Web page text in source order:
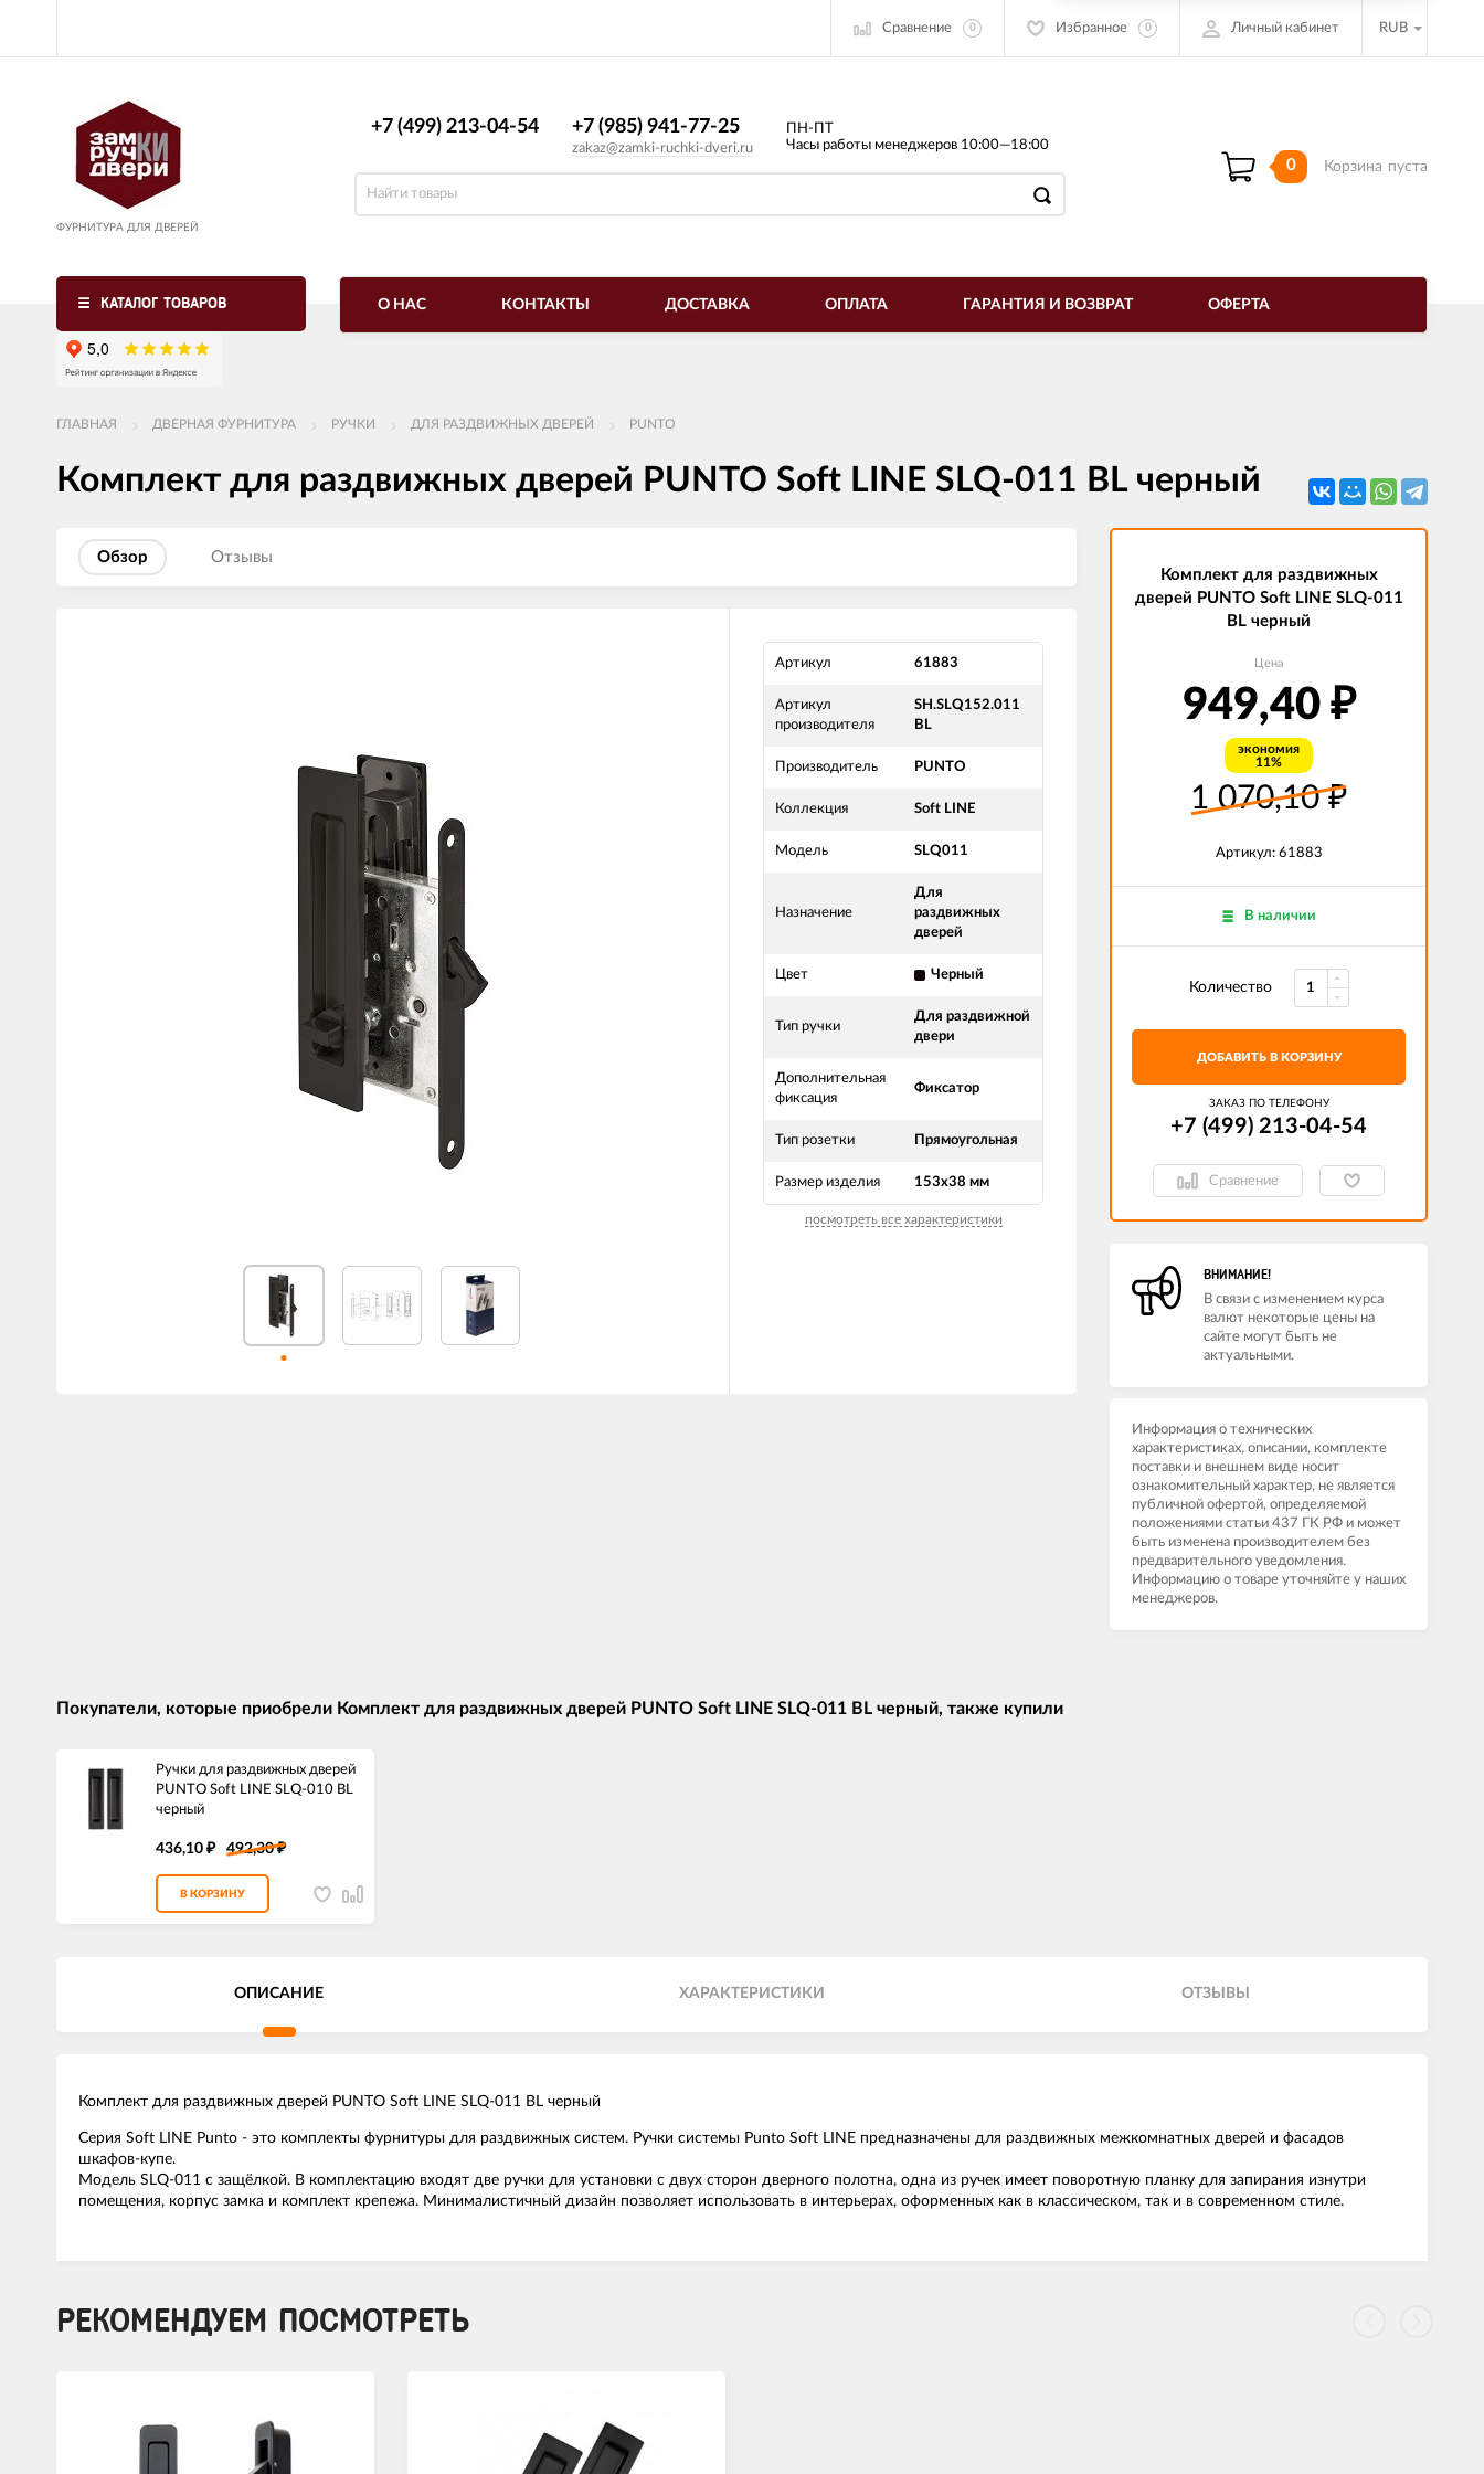
Сравнение 0 Избранное 0 Личный кабинет RUB
ФУРНИТУРА ДЛЯ ДВЕРЕЙ
+7 (499) 213-04-54​ +7 (985) 941-77-25
zakaz@zamki-ruchki-dveri.ru
ПН-ПТ
Часы работы менеджеров 10:00—18:00
0 Корзина пуста
КАТАЛОГ ТОВАРОВ О НАС КОНТАКТЫ ДОСТАВКА ОПЛАТА ГАРАНТИЯ И ВОЗВРАТ ОФЕРТА
ГЛАВНАЯ ДВЕРНАЯ ФУРНИТУРА РУЧКИ ДЛЯ РАЗДВИЖНЫХ ДВЕРЕЙ PUNTO
Комплект для раздвижных дверей PUNTO Soft LINE SLQ-011 BL черный
Обзор Отзывы
Артикул 61883
Артикул
производителя
SH.SLQ152.011
BL
Производитель PUNTO
Коллекция Soft LINE
Модель SLQ011
Назначение
Для
раздвижных
дверей
Цвет Черный
Тип ручки
Для раздвижной
двери
Дополнительная
фиксация
Фиксатор
Тип розетки Прямоугольная
Размер изделия 153х38 мм
посмотреть все характеристики
Комплект для раздвижных
дверей PUNTO Soft LINE SLQ-011
BL черный
Цена
949,40 ₽
экономия
11%
1 070,10₽
Артикул: 61883
В наличии
Количество
ДОБАВИТЬ В КОРЗИНУ
ЗАКАЗ ПО ТЕЛЕФОНУ
+7 (499) 213-04-54​
Сравнение
ВНИМАНИЕ!
В связи с изменением курса
валют некоторые цены на
сайте могут быть не
актуальными.
Информация о технических
характеристиках, описании, комплекте
поставки и внешнем виде носит
ознакомительный характер, не является
публичной офертой, определяемой
положениями статьи 437 ГК РФ и может
быть изменена производителем без
предварительного уведомления.
Информацию о товаре уточняйте у наших
менеджеров.
Покупатели, которые приобрели Комплект для раздвижных дверей PUNTO Soft LINE SLQ-011 BL черный, также купили
Ручки для раздвижных дверей
PUNTO Soft LINE SLQ-010 BL
черный
436,10 ₽ 492,30₽
В КОРЗИНУ
ОПИСАНИЕ ХАРАКТЕРИСТИКИ ОТЗЫВЫ
Комплект для раздвижных дверей PUNTO Soft LINE SLQ-011 BL черный
Серия Soft LINE Punto - это комплекты фурнитуры для раздвижных систем. Ручки системы Punto Soft LINE предназначены для раздвижных межкомнатных дверей и фасадов
шкафов-купе.
Модель SLQ-011 с защёлкой. В комплектацию входят две ручки для установки с двух сторон дверного полотна, одна из ручек имеет поворотную планку для запирания изнутри
помещения, корпус замка и комплект крепежа. Минималистичный дизайн позволяет использовать в интерьерах, оформенных как в классическом, так и в современном стиле.
РЕКОМЕНДУЕМ ПОСМОТРЕТЬ